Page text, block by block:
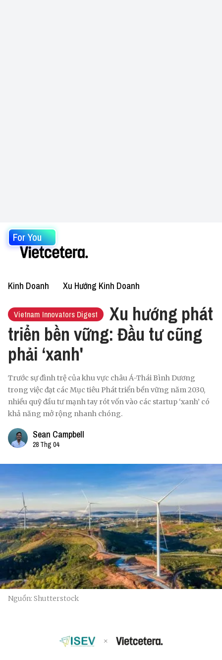
For You
Kinh Doanh Xu Hướng Kinh Doanh
Vietnam Innovators Digest
Xu hướng phát
triển bền vững: Đầu tư cũng
phải ‘xanh'
Trước sự đình trệ của khu vực châu Á-Thái Bình Dương
trong việc đạt các Mục tiêu Phát triển bền vững năm 2030,
nhiều quỹ đầu tư mạnh tay rót vốn vào các startup ‘xanh’ có
khả năng mở rộng nhanh chóng.
Sean Campbell
28 Thg 04
Nguồn: Shutterstock